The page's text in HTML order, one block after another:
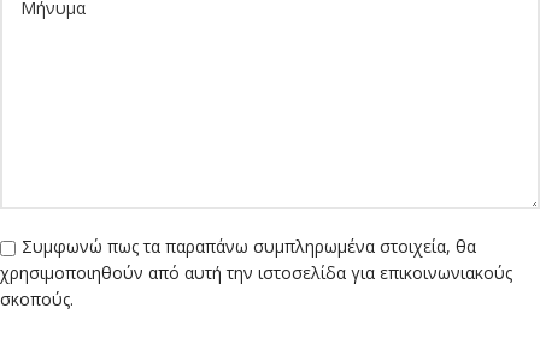
Συμφωνώ πως τα παραπάνω συμπληρωμένα στοιχεία, θα
χρησιμοποιηθούν από αυτή την ιστοσελίδα για επικοινωνιακούς
σκοπούς.